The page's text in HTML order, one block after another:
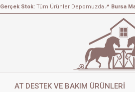
Gerçek Stok:Tüm Ürünler Depomuzda 📍 Bursa
AT DESTEK VE BAKIM ÜRÜNLERİ